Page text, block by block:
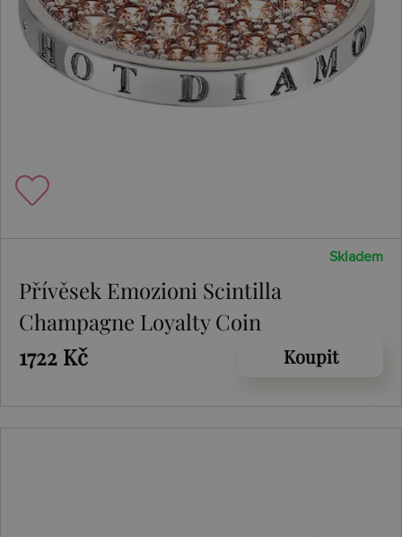
Skladem
Přívěsek Emozioni Scintilla
Champagne Loyalty Coin
1722 Kč
Koupit